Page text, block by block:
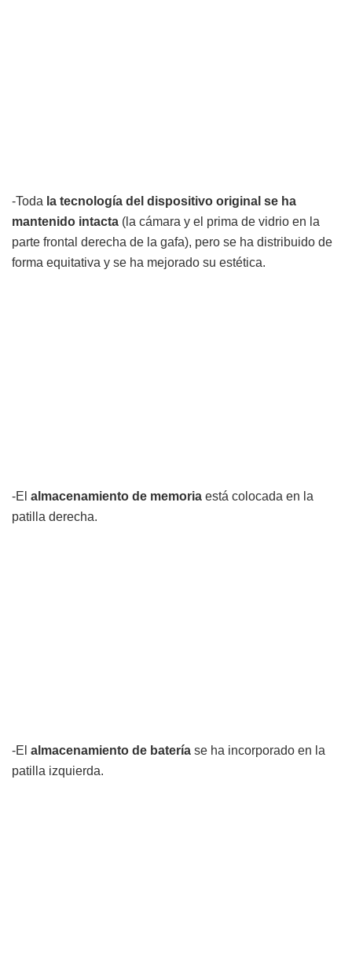
-Toda la tecnología del dispositivo original se ha
mantenido intacta (la cámara y el prima de vidrio en la
parte frontal derecha de la gafa), pero se ha distribuido de
forma equitativa y se ha mejorado su estética.
-El almacenamiento de memoria está colocada en la
patilla derecha.
-El almacenamiento de batería se ha incorporado en la
patilla izquierda.